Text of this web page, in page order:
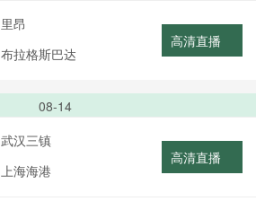
里昂
布拉格斯巴达
高清直播
08-14
武汉三镇
上海海港
高清直播